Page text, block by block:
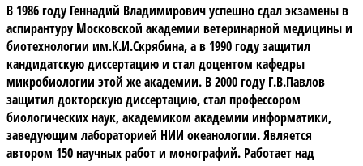
В 1986 году Геннадий Владимирович успешно сдал экзамены в
аспирантуру Московской академии ветеринарной медицины и
биотехнологии им.К.И.Скрябина, а в 1990 году защитил
кандидатскую диссертацию и стал доцентом кафедры
микробиологии этой же академии. В 2000 году Г.В.Павлов
защитил докторскую диссертацию, стал профессором
биологических наук, академиком академии информатики,
заведующим лабораторией НИИ океанологии. Является
автором 150 научных работ и монографий. Работает над